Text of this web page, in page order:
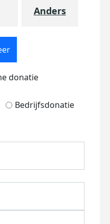
Anders
donatie
Bedrijfsdonatie